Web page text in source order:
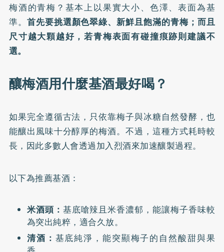
梅酒的青梅？基本上以果實大小、色澤、表面為基
準。 首先要挑選顏色翠綠、新鮮且飽滿的青梅；而且
尺寸越大顆越好，若青梅表面有碰撞痕跡則建議不
選。
釀梅酒用什麼基酒最好喝？
如果完全遵循古法，只依靠梅子與冰糖自然發酵，也
能釀出風味十分醇厚的梅酒。不過，這種方式耗時較
長，因此多數人會透過加入烈酒來加速釀製過程。
以下為推薦基酒：
米酒頭： 基底嗆辣且米香濃郁，能讓梅子香味較
為突出純粹，適合久放。
清酒： 基底純淨，能突顯梅子的自然酸甜與果